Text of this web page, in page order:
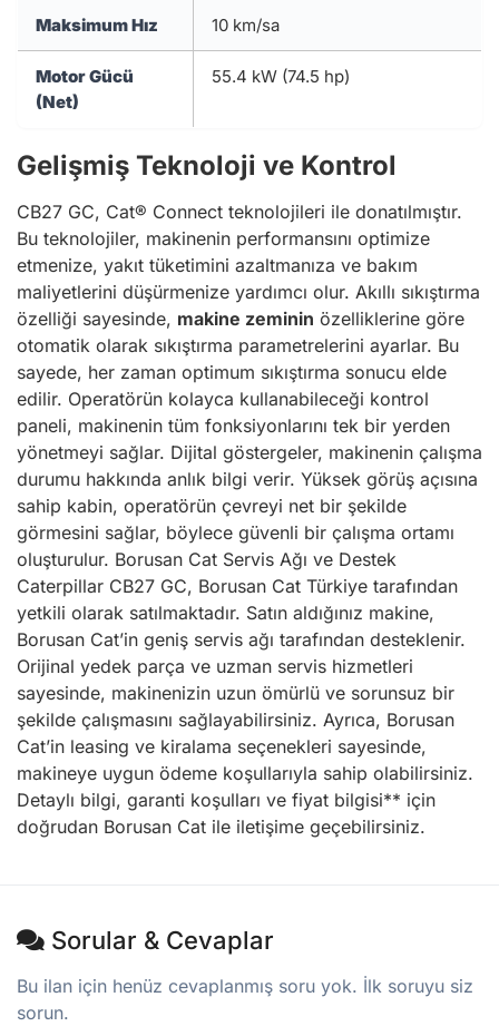
Maksimum Hız 10 km/sa
Motor Gücü
(Net)
55.4 kW (74.5 hp)
Gelişmiş Teknoloji ve Kontrol
CB27 GC, Cat® Connect teknolojileri ile donatılmıştır.
Bu teknolojiler, makinenin performansını optimize
etmenize, yakıt tüketimini azaltmanıza ve bakım
maliyetlerini düşürmenize yardımcı olur. Akıllı sıkıştırma
özelliği sayesinde, makine zeminin özelliklerine göre
otomatik olarak sıkıştırma parametrelerini ayarlar. Bu
sayede, her zaman optimum sıkıştırma sonucu elde
edilir. Operatörün kolayca kullanabileceği kontrol
paneli, makinenin tüm fonksiyonlarını tek bir yerden
yönetmeyi sağlar. Dijital göstergeler, makinenin çalışma
durumu hakkında anlık bilgi verir. Yüksek görüş açısına
sahip kabin, operatörün çevreyi net bir şekilde
görmesini sağlar, böylece güvenli bir çalışma ortamı
oluşturulur. Borusan Cat Servis Ağı ve Destek
Caterpillar CB27 GC, Borusan Cat Türkiye tarafından
yetkili olarak satılmaktadır. Satın aldığınız makine,
Borusan Cat’in geniş servis ağı tarafından desteklenir.
Orijinal yedek parça ve uzman servis hizmetleri
sayesinde, makinenizin uzun ömürlü ve sorunsuz bir
şekilde çalışmasını sağlayabilirsiniz. Ayrıca, Borusan
Cat’in leasing ve kiralama seçenekleri sayesinde,
makineye uygun ödeme koşullarıyla sahip olabilirsiniz.
Detaylı bilgi, garanti koşulları ve fiyat bilgisi** için
doğrudan Borusan Cat ile iletişime geçebilirsiniz.
Sorular & Cevaplar
Bu ilan için henüz cevaplanmış soru yok. İlk soruyu siz
sorun.